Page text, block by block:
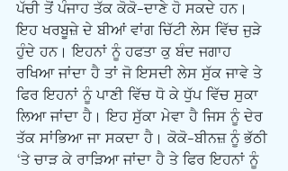
ਪੱਚੀ ਤੋਂ ਪੰਜਾਹ ਤੱਕ ਕੋਕੋ-ਦਾਣੇ ਹੋ ਸਕਦੇ ਹਨ।
ਇਹ ਖਰਬੂਜ਼ੇ ਦੇ ਬੀਆਂ ਵਾਂਗ ਚਿੱਟੀ ਲੇਸ ਵਿੱਚ ਜੁੜੇ
ਹੁੰਦੇ ਹਨ। ਇਹਨਾਂ ਨੂੰ ਹਫਤਾ ਕੁ ਬੰਦ ਜਗਾਹ
ਰਖਿਆ ਜਾਂਦਾ ਹੈ ਤਾਂ ਜੋ ਇਸਦੀ ਲੇਸ ਸੁੱਕ ਜਾਵੇ ਤੇ
ਫਿਰ ਇਹਨਾਂ ਨੂੰ ਪਾਣੀ ਵਿੱਚ ਧੋ ਕੇ ਧੁੱਪ ਵਿੱਚ ਸੁਕਾ
ਲਿਆ ਜਾਂਦਾ ਹੈ। ਇਹ ਸੁੱਕਾ ਮੇਵਾ ਹੈ ਜਿਸ ਨੂੰ ਦੇਰ
ਤੱਕ ਸਾਂਭਿਆ ਜਾ ਸਕਦਾ ਹੈ। ਕੋਕੋ-ਬੀਨਜ਼ ਨੂੰ ਭੱਠੀ
‘ਤੇ ਚਾੜ ਕੇ ਰਾੜਿਆ ਜਾਂਦਾ ਹੈ ਤੇ ਫਿਰ ਇਹਨਾਂ ਨੂੰ